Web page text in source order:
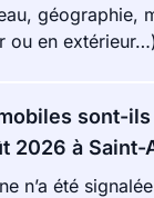
géographie,
ou en
sont-
2026 à Saint-
n’a été